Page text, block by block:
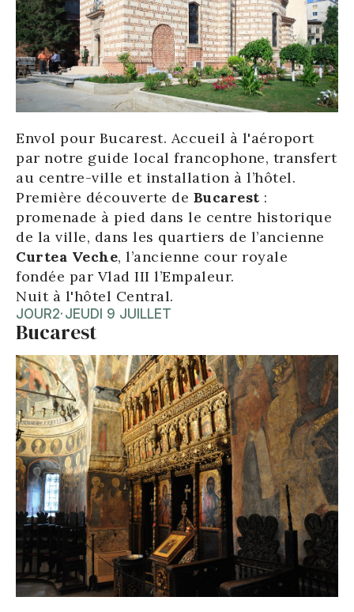
Envol pour Bucarest. Accueil à l'aéroport
par notre guide local francophone, transfert
au centre-ville et installation à l’hôtel.
Première découverte de Bucarest :
promenade à pied dans le centre historique
de la ville, dans les quartiers de l’ancienne
Curtea Veche, l’ancienne cour royale
fondée par Vlad III l’Empaleur.
Nuit à l'hôtel Central.
JOUR2· JEUDI 9 JUILLET
Bucarest